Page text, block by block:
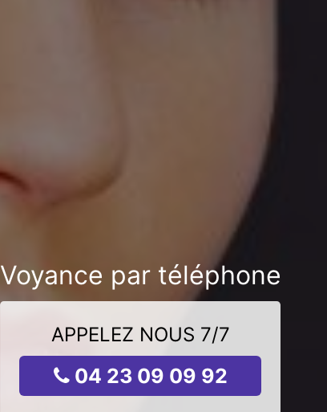
Voyance par téléphone
APPELEZ NOUS 7/7
04 23 09 09 92